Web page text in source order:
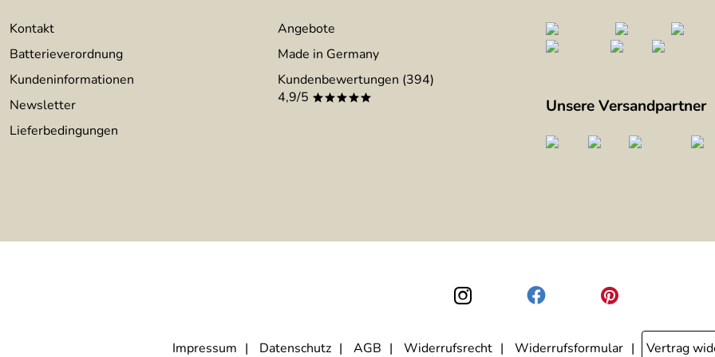
Kontakt
Batterieverordnung
Kundeninformationen
Newsletter
Lieferbedingungen
Angebote
Made in Germany
Kundenbewertungen (394)
4,9/5 ***** Unsere Versandpartner
Impressum Datenschutz AGB Widerrufsrecht Widerrufsformular Vertrag